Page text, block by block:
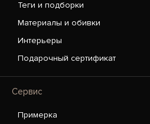
Теги и подборки
Материалы и обивки
Интерьеры
Подарочный сертификат
Сервис
Примерка